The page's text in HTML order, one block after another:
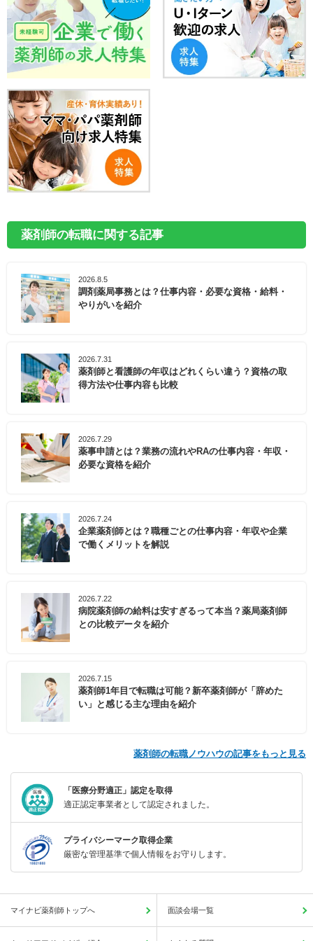
薬剤師の転職に関する記事
2026.8.5
調剤薬局事務とは？仕事内容・必要な資格・給料・
やりがいを紹介
2026.7.31
薬剤師と看護師の年収はどれくらい違う？資格の取
得方法や仕事内容も比較
2026.7.29
薬事申請とは？業務の流れやRAの仕事内容・年収・
必要な資格を紹介
2026.7.24
企業薬剤師とは？職種ごとの仕事内容・年収や企業
で働くメリットを解説
2026.7.22
病院薬剤師の給料は安すぎるって本当？薬局薬剤師
との比較データを紹介
2026.7.15
薬剤師1年目で転職は可能？新卒薬剤師が「辞めた
い」と感じる主な理由を紹介
薬剤師の転職ノウハウの記事をもっと見る
「医療分野適正」認定を取得
適正認定事業者として認定されました。
プライバシーマーク取得企業
厳密な管理基準で個人情報をお守りします。
マイナビ薬剤師トップへ 面談会場一覧